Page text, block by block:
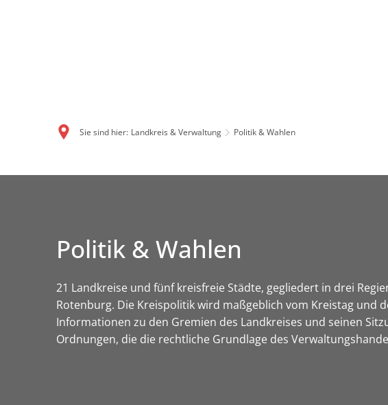
Sie sind hier: Landkreis & Verwaltung Politik & Wahlen
Politik & Wahlen
21 Landkreise und fünf kreisfreie Städte, gegliedert in drei
Rotenburg. Die Kreispolitik wird maßgeblich vom Kreistag und
Informationen zu den Gremien des Landkreises und seinen
Ordnungen, die die rechtliche Grundlage des